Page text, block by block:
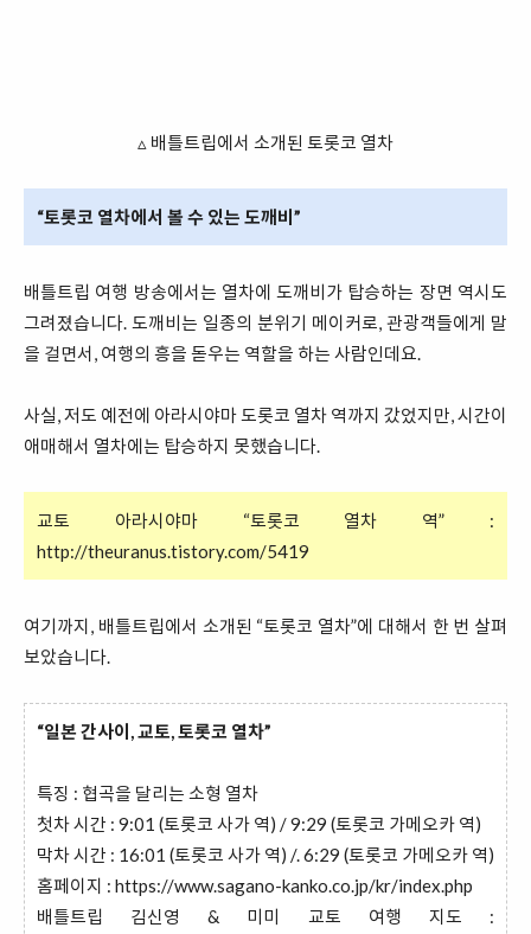
▵ 배틀트립에서 소개된 토롯코 열차
“토롯코 열차에서 볼 수 있는 도깨비”
배틀트립 여행 방송에서는 열차에 도깨비가 탑승하는 장면 역시도
그려졌습니다. 도깨비는 일종의 분위기 메이커로, 관광객들에게 말
을 걸면서, 여행의 흥을 돋우는 역할을 하는 사람인데요.
사실, 저도 예전에 아라시야마 도롯코 열차 역까지 갔었지만, 시간이
애매해서 열차에는 탑승하지 못했습니다.
교토 아라시야마 “토롯코 열차 역” :
http://theuranus.tistory.com/5419
여기까지, 배틀트립에서 소개된 “토롯코 열차”에 대해서 한 번 살펴
보았습니다.
“일본 간사이, 교토, 토롯코 열차”
특징 : 협곡을 달리는 소형 열차
첫차 시간 : 9:01 (토롯코 사가 역) / 9:29 (토롯코 가메오카 역)
막차 시간 : 16:01 (토롯코 사가 역) /. 6:29 (토롯코 가메오카 역)
홈페이지 : https://www.sagano-kanko.co.jp/kr/index.php
배틀트립 김신영 & 미미 교토 여행 지도 :